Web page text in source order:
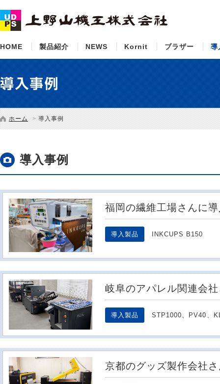
HOME 製品紹介 NEWS Kornit ブラザー 導
ホーム 導入事例
導入事例
福岡の繊維工場さんに
導入製品 INKCUPS B150
岐阜のアパレル関連会
導入製品 STP1000、PV40、
京都のグッズ製作会社